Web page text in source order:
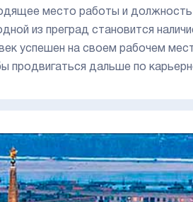
место работы и
из преград становится
успешен на своем рабочем
продвигаться дальше по